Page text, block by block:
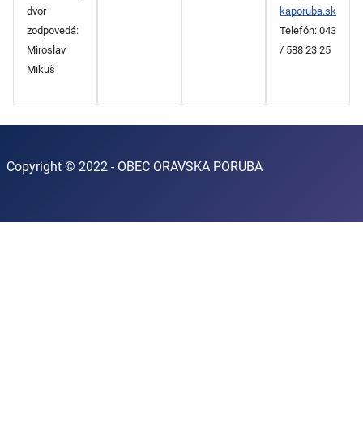
dvor
zodpovedá:
Miroslav
Mikuš
kaporuba.sk
Telefón: 043
/ 588 23 25
Copyright © 2022 - OBEC ORAVSKA PORUBA